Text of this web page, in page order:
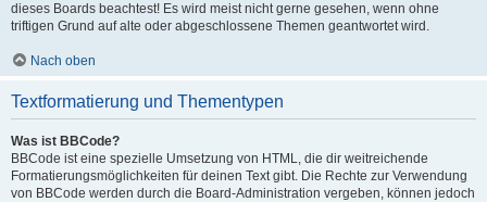
dieses Boards beachtest! Es wird meist nicht gerne gesehen, wenn ohne
triftigen Grund auf alte oder abgeschlossene Themen geantwortet wird.
Nach oben
Textformatierung und Thementypen
Was ist BBCode?
BBCode ist eine spezielle Umsetzung von HTML, die dir weitreichende
Formatierungsmöglichkeiten für deinen Text gibt. Die Rechte zur Verwendung
von BBCode werden durch die Board-Administration vergeben, können jedoch